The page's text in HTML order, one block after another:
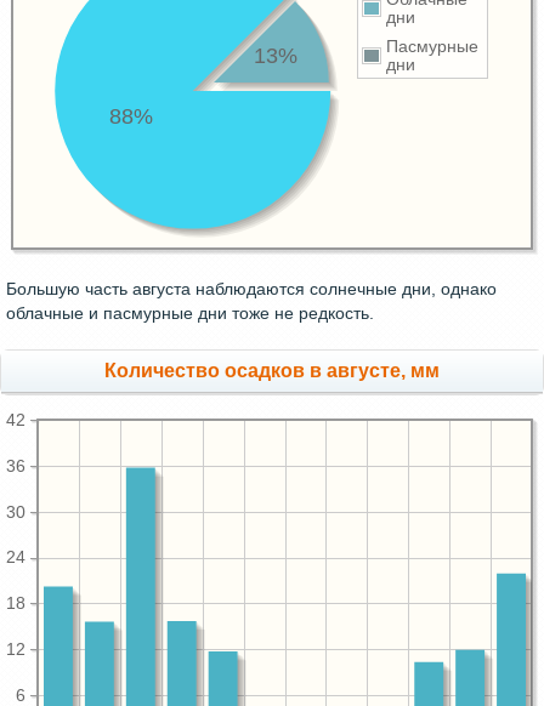
дни
Пасмурные
дни
88%
13%
Большую часть августа наблюдаются солнечные дни, однако
облачные и пасмурные дни тоже не редкость.
Количество осадков в августе, мм
6
12
18
24
30
36
42